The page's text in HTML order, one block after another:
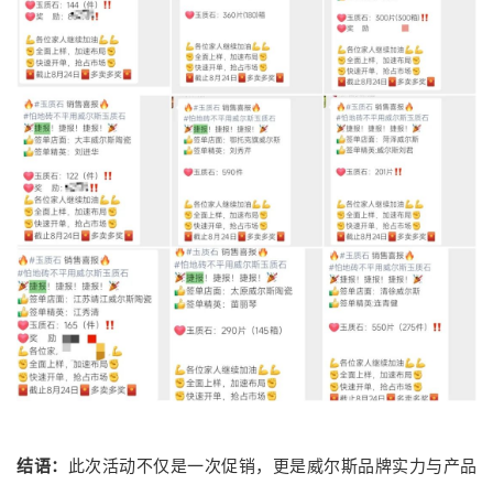
结语： 此次活动不仅是一次促销，更是威尔斯品牌实力与产品